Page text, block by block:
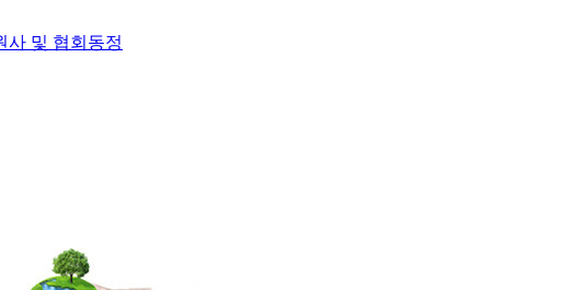
사 및 협회동정